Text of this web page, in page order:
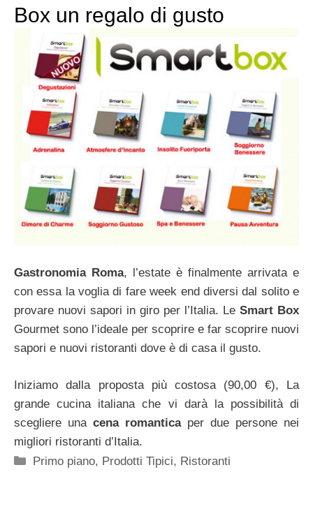
Box un regalo di gusto
Gastronomia Roma, l’estate è finalmente arrivata e
con essa la voglia di fare week end diversi dal solito e
provare nuovi sapori in giro per l’Italia. Le Smart Box
Gourmet sono l’ideale per scoprire e far scoprire nuovi
sapori e nuovi ristoranti dove è di casa il gusto.
Iniziamo dalla proposta più costosa (90,00 €), La
grande cucina italiana che vi darà la possibilità di
scegliere una cena romanticaper due persone nei
migliori ristoranti d’Italia.
Categorie
Primo piano, Prodotti Tipici, Ristoranti